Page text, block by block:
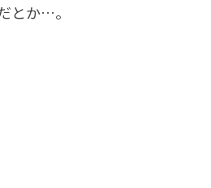
とか…。